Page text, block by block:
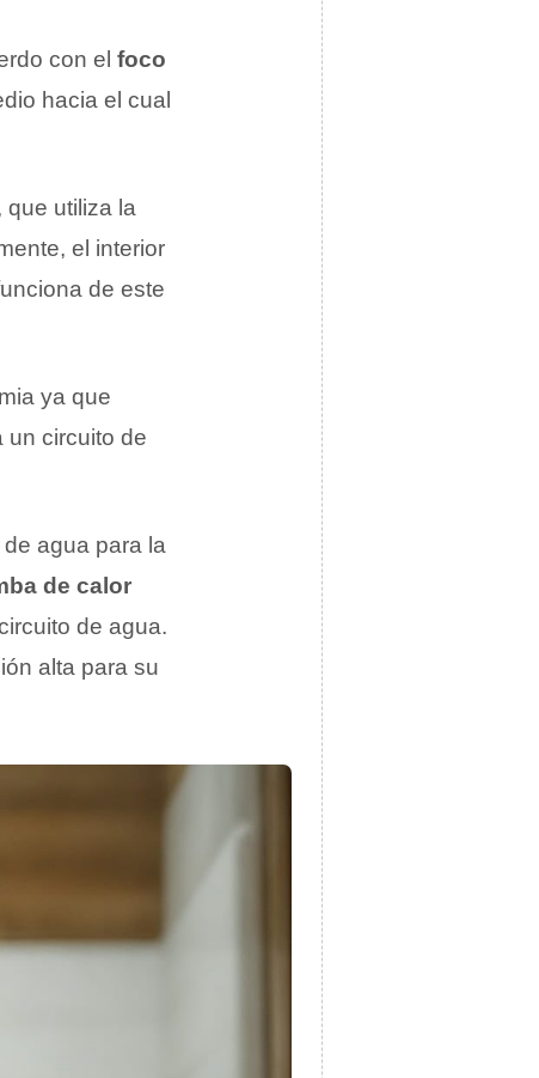
con el foco
hacia el cual
que utiliza la
el interior
de este
ya que
un circuito de
agua para la
de calor
de agua.
alta para su